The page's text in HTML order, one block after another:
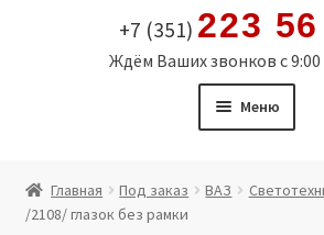
+7 (351) 223
Ждём Ваших звонков с 9:00
Меню
Витрина
Главная Под заказ ВАЗ
/2108/ глазок без рамки